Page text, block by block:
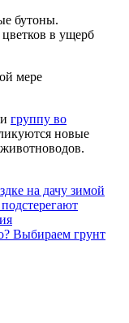
бутоны.
в ущерб
мере
и группу во
новые
на дачу зимой
Выбираем грунт